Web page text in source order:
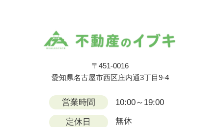
〒451-0016
愛知県名古屋市西区庄内通3丁目9-4
営業時間 10:00～19:00
定休日 無休